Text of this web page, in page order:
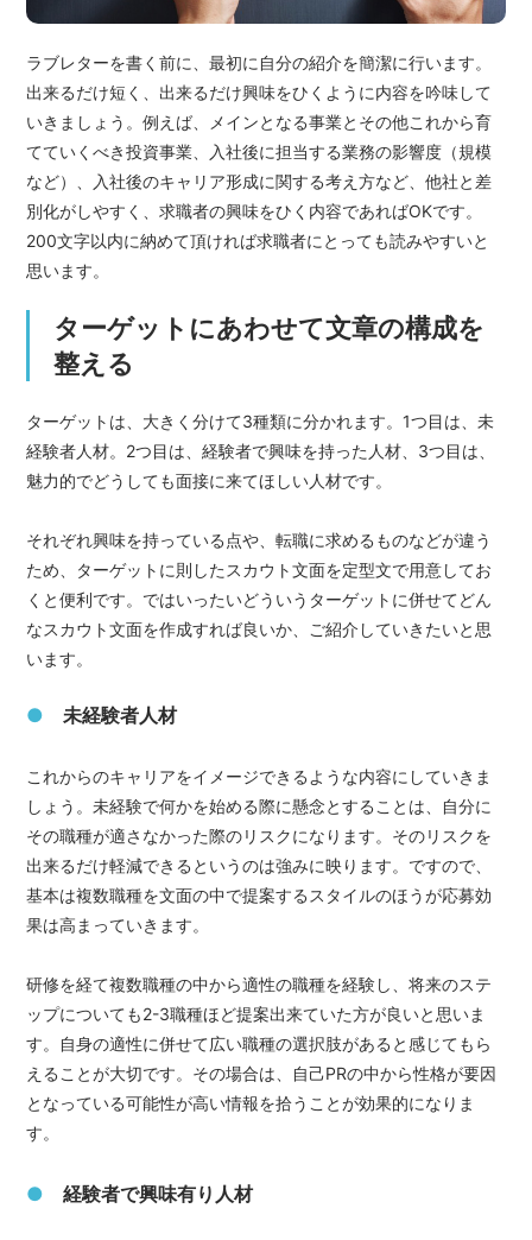
ラブレターを書く前に、最初に自分の紹介を簡潔に行います。
出来るだけ短く、出来るだけ興味をひくように内容を吟味して
いきましょう。例えば、メインとなる事業とその他これから育
てていくべき投資事業、入社後に担当する業務の影響度（規模
など）、入社後のキャリア形成に関する考え方など、他社と差
別化がしやすく、求職者の興味をひく内容であればOKです。
200文字以内に納めて頂ければ求職者にとっても読みやすいと
思います。
ターゲットにあわせて文章の構成を
整える
ターゲットは、大きく分けて3種類に分かれます。1つ目は、未
経験者人材。2つ目は、経験者で興味を持った人材、3つ目は、
魅力的でどうしても面接に来てほしい人材です。
それぞれ興味を持っている点や、転職に求めるものなどが違う
ため、ターゲットに則したスカウト文面を定型文で用意してお
くと便利です。ではいったいどういうターゲットに併せてどん
なスカウト文面を作成すれば良いか、ご紹介していきたいと思
います。
● 未経験者人材
これからのキャリアをイメージできるような内容にしていきま
しょう。未経験で何かを始める際に懸念とすることは、自分に
その職種が適さなかった際のリスクになります。そのリスクを
出来るだけ軽減できるというのは強みに映ります。ですので、
基本は複数職種を文面の中で提案するスタイルのほうが応募効
果は高まっていきます。
研修を経て複数職種の中から適性の職種を経験し、将来のステ
ップについても2-3職種ほど提案出来ていた方が良いと思いま
す。自身の適性に併せて広い職種の選択肢があると感じてもら
えることが大切です。その場合は、自己PRの中から性格が要因
となっている可能性が高い情報を拾うことが効果的になりま
す。
● 経験者で興味有り人材